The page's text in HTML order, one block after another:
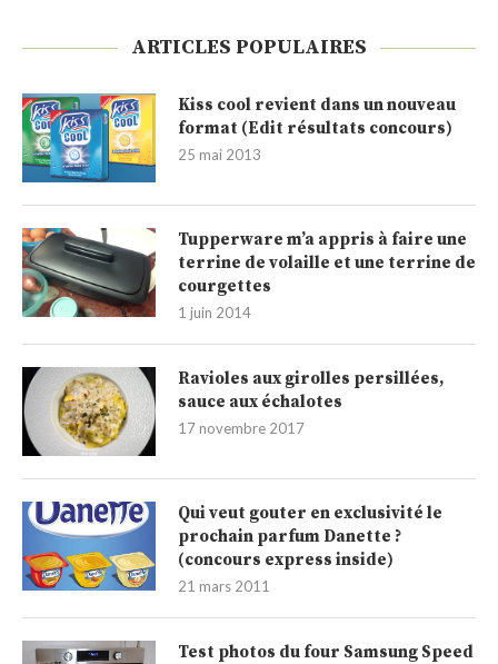
ARTICLES POPULAIRES
Kiss cool revient dans un nouveau
format (Edit résultats concours)
25 mai 2013
Tupperware m’a appris à faire une
terrine de volaille et une terrine de
courgettes
1 juin 2014
Ravioles aux girolles persillées,
sauce aux échalotes
17 novembre 2017
Qui veut gouter en exclusivité le
prochain parfum Danette ?
(concours express inside)
21 mars 2011
Test photos du four Samsung Speed